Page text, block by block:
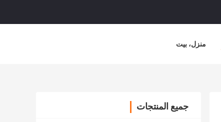
منزل، بيت
جميع المنتجات